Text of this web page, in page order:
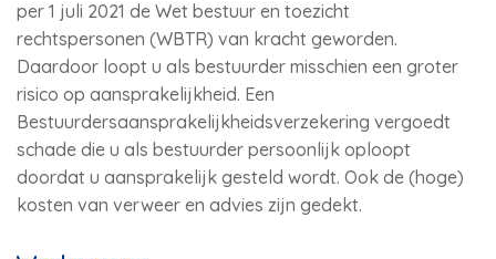
per 1 juli 2021 de Wet bestuur en toezicht
rechtspersonen (WBTR) van kracht geworden.
Daardoor loopt u als bestuurder misschien een groter
risico op aansprakelijkheid. Een
Bestuurdersaansprakelijkheidsverzekering vergoedt
schade die u als bestuurder persoonlijk oploopt
doordat u aansprakelijk gesteld wordt. Ook de (hoge)
kosten van verweer en advies zijn gedekt.